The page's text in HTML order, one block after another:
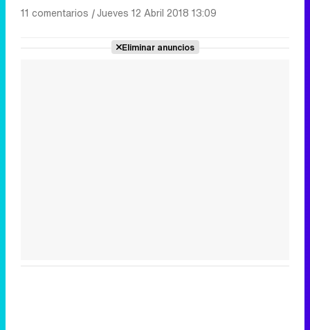
11 comentarios |Jueves 12 Abril 2018 13:09
Eliminar anuncios